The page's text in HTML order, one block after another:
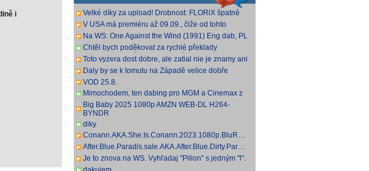
i
Velké díky za upload! Drobnost: FLORiX špatně
namapoval audio kanály (nejspíš vzniklo
převodem z DTS
V USA má premiéru až 09.09., čiže od tohto
dátumu bude VoD za taký mesiac, možno dva.
Na WS: One Against the Wind (1991) Eng dab, PL
tit.mkv Polské titulky, ale kvalita obrazu je slabší.
Chtěl bych poděkovat za rychlé překlady
zajímavých titulů, patří Vám můj dík. O to více mne
mrzí ,že
Toto vyzera dost dobre, ale zatial nie je znamy ani
datum vydania na VOD.
Daly by se k tomutu na Západě velice dobře
oceněnému televiznímu snímku dohledat nějaké
VOD 25.8.
Mimochodem, ten dabing pro MGM a Cinemax z
r. 2007 je fakt bizarní. Zdá se, že když si
překladatel P
Big Baby 2025 1080p AMZN WEB-DL H264-
BYNDR
diky
Conann.AKA.She.Is.Conann.2023.1080p.BluRay.DDP5.1.x264-
SbR [14,53 GB]
SbR [15,19 GB]
Je to znova na WS. Vyhľadaj "Pilion" s jedným "l".